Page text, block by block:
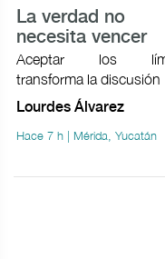
La verdad no
necesita vencer
Aceptar los
transforma la discusión
Lourdes Álvarez
Hace 7 h | Mérida, Yucatán